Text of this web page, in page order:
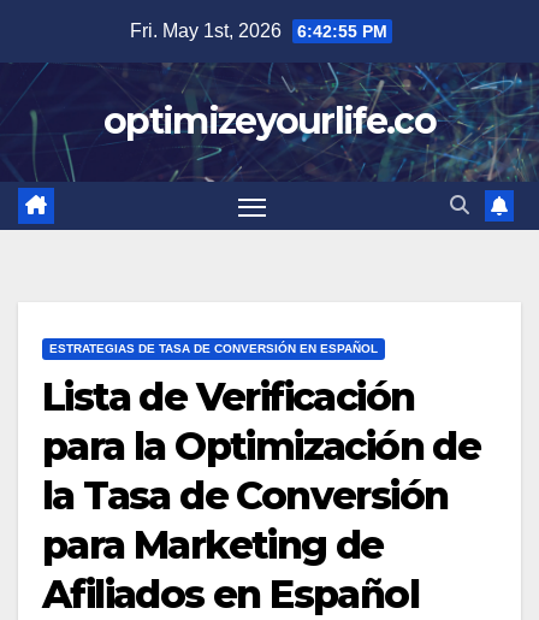
content
Fri. May 1st, 2026 6:42:56 PM
optimizeyourlife.co
ESTRATEGIAS DE TASA DE CONVERSIÓN EN ESPAÑOL
Lista de Verificación
para la Optimización de
la Tasa de Conversión
para Marketing de
Afiliados en Español